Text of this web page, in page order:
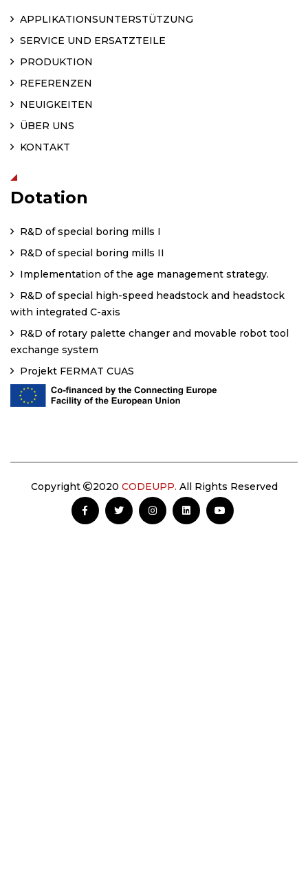
APPLIKATIONSUNTERSTÜTZUNG
SERVICE UND ERSATZTEILE
PRODUKTION
REFERENZEN
NEUIGKEITEN
ÜBER UNS
KONTAKT
Dotation
R&D of special boring mills I
R&D of special boring mills II
Implementation of the age management strategy.
R&D of special high-speed headstock and headstock
with integrated C-axis
R&D of rotary palette changer and movable robot tool
exchange system
Projekt FERMAT CUAS
Copyright 2020 CODEUPP. All Rights Reserved